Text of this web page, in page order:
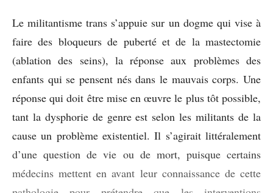
Le militantisme trans s’appuie sur un dogme qui vise à
faire des bloqueurs de puberté et de la mastectomie
(ablation des seins), la réponse aux problèmes des
enfants qui se pensent nés dans le mauvais corps. Une
réponse qui doit être mise en œuvre le plus tôt possible,
tant la dysphorie de genre est selon les militants de la
cause un problème existentiel. Il s’agirait littéralement
d’une question de vie ou de mort, puisque certains
médecins mettent en avant leur connaissance de cette